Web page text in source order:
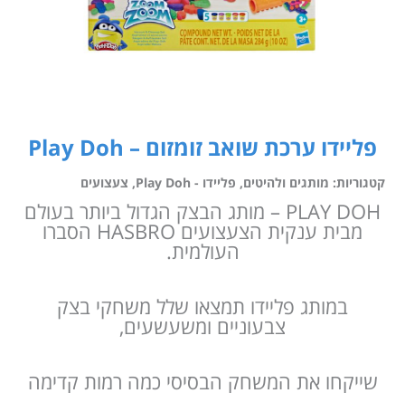
פליידו ערכת שואב זומזום – Play Doh
קטגוריות: מותגים ולהיטים, פליידו - Play Doh , צעצועים
PLAY DOH – מותג הבצק הגדול ביותר בעולם
מבית ענקית הצעצועים HASBRO הסברו
העולמית.
במותג פליידו תמצאו שלל משחקי בצק
צבעוניים ומשעשעים,
שייקחו את המשחק הבסיסי כמה רמות קדימה